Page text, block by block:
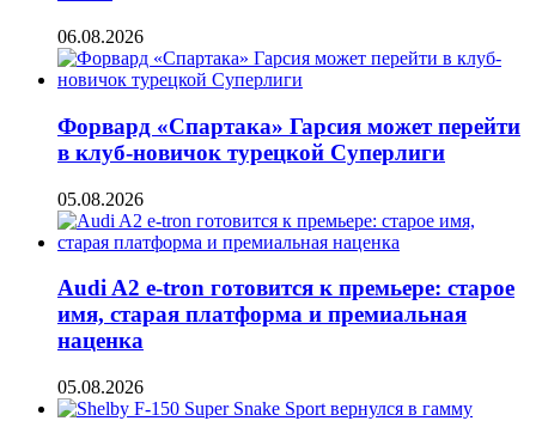
06.08.2026
Форвард «Спартака» Гарсия может перейти
в клуб-новичок турецкой Суперлиги
05.08.2026
Audi A2 e-tron готовится к премьере: старое
имя, старая платформа и премиальная
наценка
05.08.2026